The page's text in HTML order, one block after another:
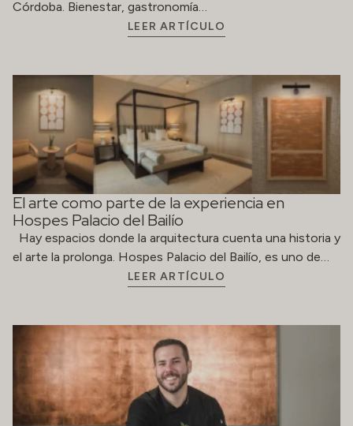
Córdoba. Bienestar, gastronomía…
LEER ARTÍCULO
El arte como parte de la experiencia en
Hospes Palacio del Bailío
Hay espacios donde la arquitectura cuenta una historia y
el arte la prolonga. Hospes Palacio del Bailío, es uno de…
LEER ARTÍCULO